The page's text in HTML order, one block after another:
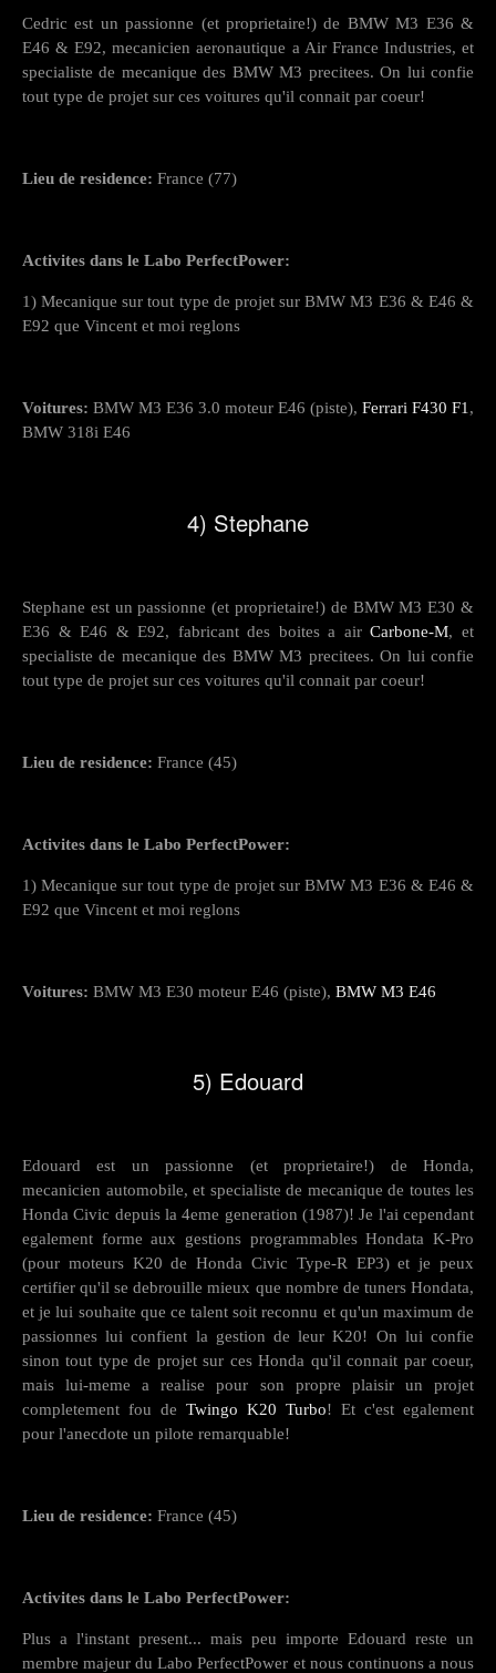
Cedric est un passionne (et proprietaire!) de BMW M3 E36 &
E46 & E92, mecanicien aeronautique a Air France Industries, et
specialiste de mecanique des BMW M3 precitees. On lui confie
tout type de projet sur ces voitures qu'il connait par coeur!
Lieu de residence: France (77)
Activites dans le Labo PerfectPower:
1) Mecanique sur tout type de projet sur BMW M3 E36 & E46 &
E92 que Vincent et moi reglons
Voitures: BMW M3 E36 3.0 moteur E46 (piste), Ferrari F430 F1,
BMW 318i E46
4) Stephane
Stephane est un passionne (et proprietaire!) de BMW M3 E30 &
E36 & E46 & E92, fabricant des boites a airCarbone-M, et
specialiste de mecanique des BMW M3 precitees. On lui confie
tout type de projet sur ces voitures qu'il connait par coeur!
Lieu de residence: France (45)
Activites dans le Labo PerfectPower:
1) Mecanique sur tout type de projet sur BMW M3 E36 & E46 &
E92 que Vincent et moi reglons
Voitures: BMW M3 E30 moteur E46 (piste), BMW M3 E46
5) Edouard
Edouard est un passionne (et proprietaire!) de Honda,
mecanicien automobile, et specialiste de mecanique de toutes les
Honda Civic depuis la 4eme generation (1987)! Je l'ai cependant
egalement forme aux gestions programmables Hondata K-Pro
(pour moteurs K20 de Honda Civic Type-R EP3) et je peux
certifier qu'il se debrouille mieux que nombre de tuners Hondata,
et je lui souhaite que ce talent soit reconnu et qu'un maximum de
passionnes lui confient la gestion de leur K20! On lui confie
sinon tout type de projet sur ces Honda qu'il connait par coeur,
mais lui-meme a realise pour son propre plaisir un projet
completement fou de Twingo K20 Turbo! Et c'est egalement
pour l'anecdote un pilote remarquable!
Lieu de residence: France (45)
Activites dans le Labo PerfectPower:
Plus a l'instant present... mais peu importe Edouard reste un
membre majeur du Labo PerfectPower et nous continuons a nous